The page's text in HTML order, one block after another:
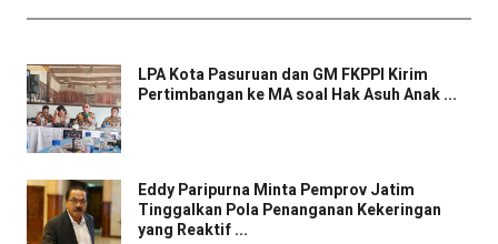
LPA Kota Pasuruan dan GM FKPPI Kirim
Pertimbangan ke MA soal Hak Asuh Anak ...
Eddy Paripurna Minta Pemprov Jatim
Tinggalkan Pola Penanganan Kekeringan
yang Reaktif ...